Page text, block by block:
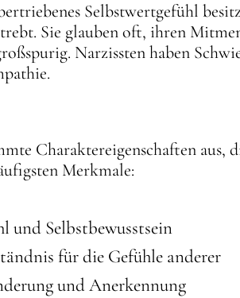
Selbstwertgefühl
Sie glauben oft, ihren
Narzissten haben
Charaktereigenschaften aus,
Merkmale:
und Selbstbewusstsein
für die Gefühle anderer
und Anerkennung